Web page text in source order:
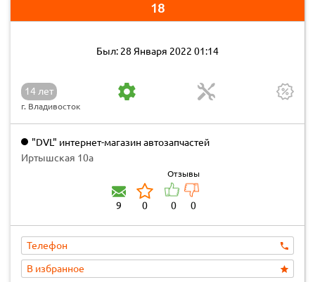
18
Был: 28 Января 2022 01:14
14 лет
г. Владивосток
"DVL" интернет-магазин автозапчастей
Иртышская 10а
9 0
Отзывы
0 0
Телефон
В избранное